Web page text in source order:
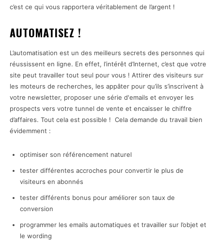
c’est ce qui vous rapportera véritablement de l’argent !
AUTOMATISEZ !
L’automatisation est un des meilleurs secrets des personnes qui
réussissent en ligne. En effet, l’intérêt d’Internet, c’est que votre
site peut travailler tout seul pour vous ! Attirer des visiteurs sur
les moteurs de recherches, les appâter pour qu’ils s’inscrivent à
votre newsletter, proposer une série d'emails et envoyer les
prospects vers votre tunnel de vente et encaisser le chiffre
d’affaires. Tout cela est possible ! Cela demande du travail bien
évidemment :
optimiser son référencement naturel
tester différentes accroches pour convertir le plus de
visiteurs en abonnés
tester différents bonus pour améliorer son taux de
conversion
programmer les emails automatiques et travailler sur l’objet et
le wording